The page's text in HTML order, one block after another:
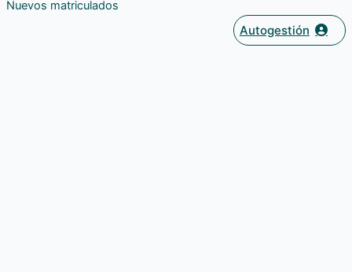
Nuevos matriculados
Autogestión